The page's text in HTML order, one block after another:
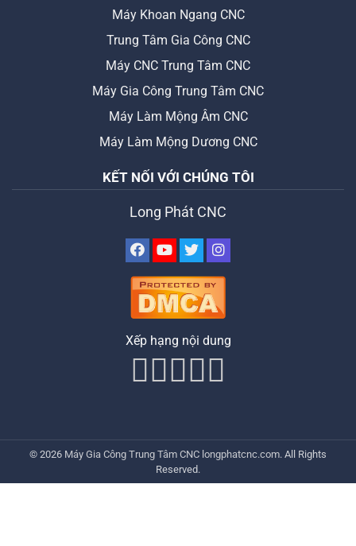
Máy Khoan Ngang CNC
Trung Tâm Gia Công CNC
Máy CNC Trung Tâm CNC
Máy Gia Công Trung Tâm CNC
Máy Làm Mộng Âm CNC
Máy Làm Mộng Dương CNC
KẾT NỐI VỚI CHÚNG TÔI
Long Phát CNC
Xếp hạng nội dung
© 2026 Máy Gia Công Trung Tâm CNC longphatcnc.com. All Rights
Reserved.